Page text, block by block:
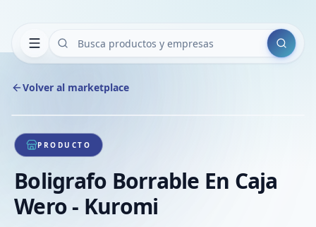
Buscar
Volver al marketplace
1/1
PRODUCTO
Boligrafo Borrable En Caja
Wero - Kuromi